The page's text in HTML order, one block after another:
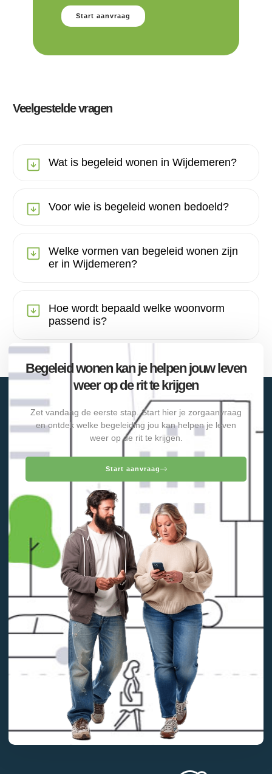
Start aanvraag
Veelgestelde vragen
Wat is begeleid wonen in Wijdemeren?
Voor wie is begeleid wonen bedoeld?
Welke vormen van begeleid wonen zijn
er in Wijdemeren?
Hoe wordt bepaald welke woonvorm
passend is?
Begeleid wonen kan je helpen jouw leven
weer op de rit te krijgen
Zet vandaag de eerste stap. Start hier je zorgaanvraag
en ontdek welke begeleiding jou kan helpen je leven
weer op de rit te krijgen.
Start aanvraag